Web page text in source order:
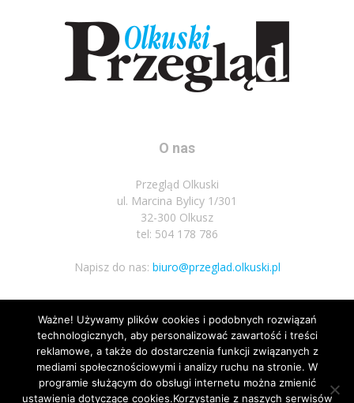
O nas
Przegląd Olkuski
ul. Marcina Bylicy 1/301
32-300 Olkusz
tel: 504 178 786
Napisz do nas: biuro@przeglad.olkuski.pl
Podążaj za nami
Ważne! Używamy plików cookies i podobnych rozwiązań
technologicznych, aby personalizować zawartość i treści
reklamowe, a także do dostarczenia funkcji związanych z
mediami społecznościowymi i analizy ruchu na stronie. W
programie służącym do obsługi internetu można zmienić
ustawienia dotyczące cookies.Korzystanie z naszych serwisów